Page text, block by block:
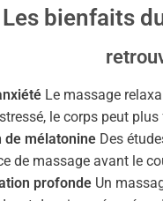
Les bienfaits
Le massage
le corps peut
de mélatonine Des
de massage avant le
profonde Un